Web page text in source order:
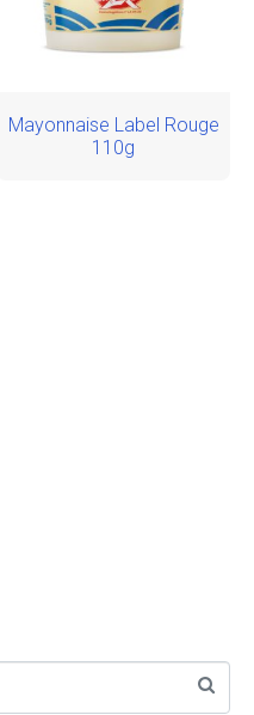
Mayonnaise Label Rouge
110g